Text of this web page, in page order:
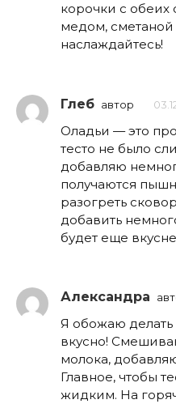
корочки с обеих
медом,
наслаждайтесь!
Глеб автор
Оладьи — это
тесто не было
добавляю
получаются
разогреть
добавить
будет еще
Александра
Я обожаю делать
вкусно!
молока,
Главное, чтобы
жидким. На